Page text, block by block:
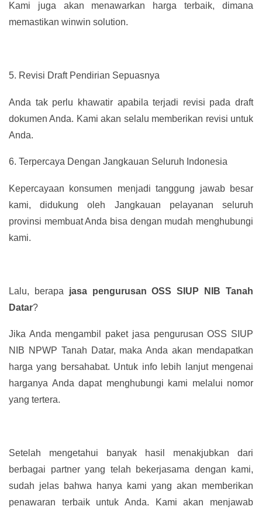
Kami juga akan menawarkan harga terbaik, dimana
memastikan winwin solution.
5. Revisi Draft Pendirian Sepuasnya
Anda tak perlu khawatir apabila terjadi revisi pada draft
dokumen Anda. Kami akan selalu memberikan revisi untuk
Anda.
6. Terpercaya Dengan Jangkauan Seluruh Indonesia
Kepercayaan konsumen menjadi tanggung jawab besar
kami, didukung oleh Jangkauan pelayanan seluruh
provinsi membuat Anda bisa dengan mudah menghubungi
kami.
Lalu, berapa jasa pengurusan OSS SIUP NIB Tanah
Datar?
Jika Anda mengambil paket jasa pengurusan OSS SIUP
NIB NPWP Tanah Datar, maka Anda akan mendapatkan
harga yang bersahabat. Untuk info lebih lanjut mengenai
harganya Anda dapat menghubungi kami melalui nomor
yang tertera.
Setelah mengetahui banyak hasil menakjubkan dari
berbagai partner yang telah bekerjasama dengan kami,
sudah jelas bahwa hanya kami yang akan memberikan
penawaran terbaik untuk Anda. Kami akan menjawab